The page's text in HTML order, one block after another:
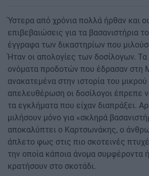
Ύστερα από χρόνια πολλά ήρθαν και
επιβεβαιώσεις για τα βασανιστήρια
έγγραφα των δικαστηρίων που
Ήταν οι απολογίες των δοσίλογων. Τα
ονόματα προδοτών που έδρασαν στη
ανακατεμένα στην ιστορία του
απελευθέρωση οι δοσίλογοι έπρεπε
τα εγκλήματα που είχαν διαπράξει.
μιλήσουν μόνο για «σκληρά
αποκαλύπτει ο Καρτσωνάκης, ο
άπλετο φως στις πιο σκοτεινές
την οποία κάποια άνομα συμφέροντα
κρατήσουν στο σκοτάδι.